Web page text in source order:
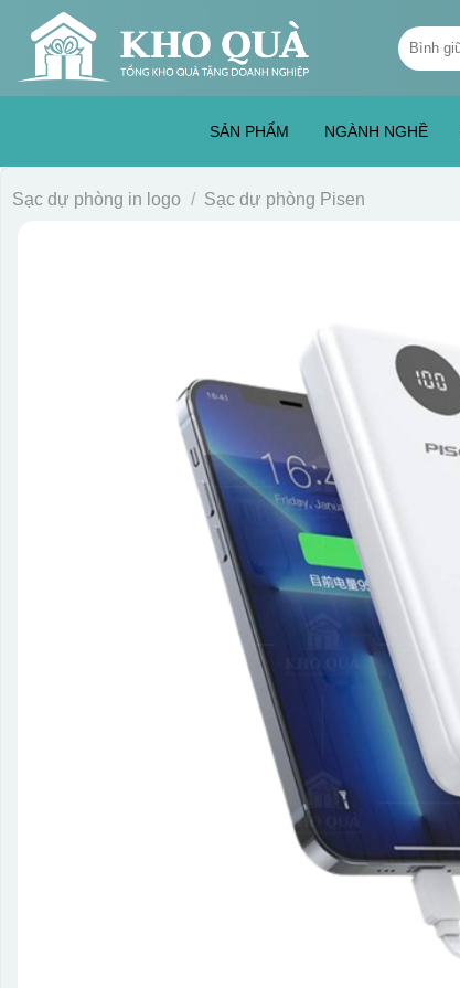
content
Tìm
kiếm:
SẢN PHẨM NGÀNH NGHỀ
Sạc dự phòng in logo / Sạc dự phòng Pisen